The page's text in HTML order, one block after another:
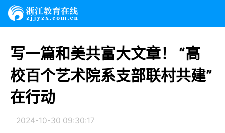
写一篇和美共富大文章！ “高
校百个艺术院系支部联村共建”
在行动
2024-10-30 09:30:17